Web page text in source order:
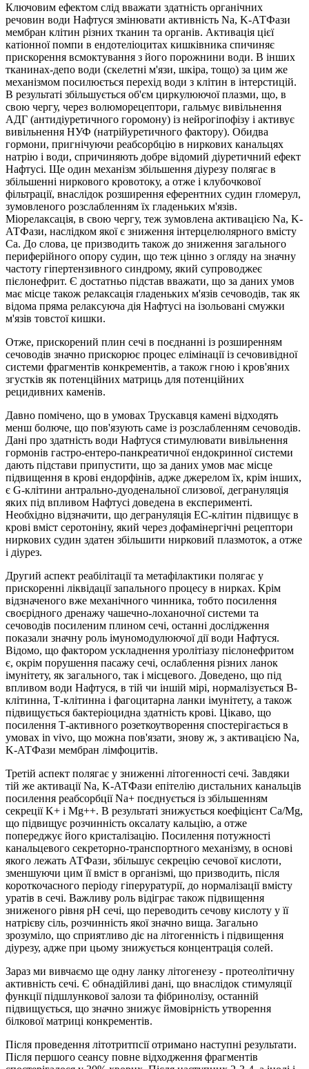
Ключовим ефектом слід вважати здатність органічних
речовин води Нафтуся змінювати активність Na, K-АТФази
мембран клітин різних тканин та органів. Активація цієї
катіонної помпи в ендотеліоцитах кишківника спичиняє
прискорення всмоктування з його порожнини води. В інших
тканинах-депо води (скелетні м'язи, шкіра, тощо) за цим же
механізмом посилюється перехід води з клітин в інтерстицій.
В результаті збільшується об'єм циркулюючої плазми, що, в
свою чергу, через волюморецептори, гальмує вивільнення
АДГ (антидіуретичного горомону) із нейрогіпофізу і активує
вивільнення НУФ (натрійуретичного фактору). Обидва
гормони, пригнічуючи реабсорбцію в ниркових канальцях
натрію і води, спричиняють добре відомий діуретичний ефект
Нафтусі. Ще один механізм збільшення діурезу полягає в
збільшенні ниркового кровотоку, а отже і клубочкової
фільтрації, внаслідок розширення еферентних судин гломерул,
зумовленого розслабленням їх гладеньких м'язів.
Міорелаксація, в свою чергу, теж зумовлена активацією Na, K-
АТФази, наслідком якої є зниження інтерцелюлярного вмісту
Са. До слова, це призводить також до зниження загального
периферійного опору судин, що теж цінно з огляду на значну
частоту гіпертензивного синдрому, який супроводжеє
пієлонефрит. Є достатньо підстав вважати, що за даних умов
має місце також релаксація гладеньких м'язів сечоводів, так як
відома пряма релаксуюча дія Нафтусі на ізольовані смужки
м'язів товстої кишки.
Отже, прискорений плин сечі в поєднанні із розширенням
сечоводів значно прискорює процес елімінації із сечовивідної
системи фрагментів конкрементів, а також гною і кров'яних
згустків як потенційних матриць для потенційних
рецидивних каменів.
Давно помічено, що в умовах Трускавця камені відходять
менш болюче, що пов'язують саме із розслабленням сечоводів.
Дані про здатність води Нафтуся стимулювати вивільнення
гормонів гастро-ентеро-панкреатичної ендокринної системи
дають підстави припустити, що за даних умов має місце
підвищення в крові ендорфінів, адже джерелом їх, крім інших,
є G-клітини антрально-дуоденальної слизової, дегрануляція
яких під впливом Нафтусі доведена в експерименті.
Необхідно відзначити, що дегрануляція ЕС-клітин підвищує в
крові вміст серотоніну, який через дофамінергічні рецептори
ниркових судин здатен збільшити нирковий плазмоток, а отже
і діурез.
Другий аспект реабілітації та метафілактики полягає у
прискоренні ліквідації запального процесу в нирках. Крім
відзначеного вже механічного чинника, тобто посилення
своєрідного дренажу чашечно-лоханочної системи та
сечоводів посиленим плином сечі, останні дослідження
показали значну роль імуномодулюючої дії води Нафтуся.
Відомо, що фактором ускладнення уролітіазу пієлонефритом
є, окрім порушення пасажу сечі, ослаблення різних ланок
імунітету, як загального, так і місцевого. Доведено, що під
впливом води Нафтуся, в тій чи іншій мірі, нормалізується В-
клітинна, Т-клітинна і фагоцитарна ланки імунітету, а також
підвищується бактеріоцидна здатність крові. Цікаво, що
посилення Т-активного розеткоутворення спостерігається в
умовах in vivo, що можна пов'язати, знову ж, з активацією Na,
K-АТФази мембран лімфоцитів.
Третій аспект полягає у зниженні літогенності сечі. Завдяки
тій же активації Na, K-АТФази епітелію дистальних канальців
посилення реабсорбції Na+ поєднується із збільшенням
секреції K+ i Mg++. В результаті знижується коефіцієнт Ca/Mg,
що підвищує розчинність оксалату кальцію, а отже
попереджує його кристалізацію. Посилення потужності
канальцевого секреторно-транспортного механізму, в основі
якого лежать АТФази, збільшує секрецію сечової кислоти,
зменшуючи цим її вміст в організмі, що призводить, після
короткочасного періоду гіперуратурії, до нормалізації вмісту
уратів в сечі. Важливу роль відіграє також підвищення
зниженого рівня pH сечі, що переводить сечову кислоту у її
натрієву сіль, розчинність якої значно вища. Загально
зрозуміло, що сприятливо діє на літогенність і підвищення
діурезу, адже при цьому знижується концентрація солей.
Зараз ми вивчаємо ще одну ланку літогенезу - протеолітичну
активність сечі. Є обнадійливі дані, що внаслідок стимуляції
функції підшлункової залози та фібринолізу, останній
підвищується, що значно знижує ймовірність утворення
білкової матриці конкрементів.
Після проведення літотритпсії отримано наступні результати.
Після першого сеансу повне відходження фрагментів